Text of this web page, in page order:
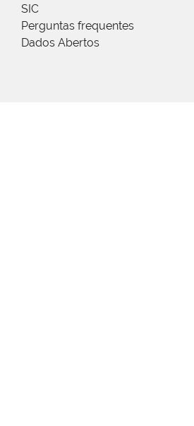
SIC
Perguntas frequentes
Dados Abertos